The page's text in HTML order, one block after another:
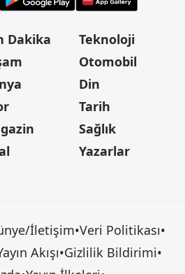
Dakika
Teknoloji
Otomobil
Din
Tarih
Sağlık
Yazarlar
İletişim•Veri Politikası•
Akışı•Gizlilik Bildirimi•